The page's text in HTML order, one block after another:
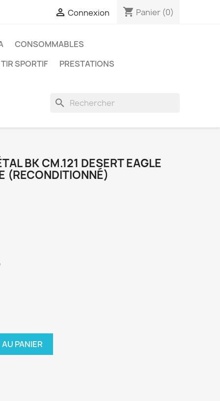
 Connexion shopping_cart Panier (0)
CONSOMMABLES
SPORTIF
PRESTATIONS
search
BK CM.121 DESERT EAGLE
(RECONDITIONNÉ)
PANIER